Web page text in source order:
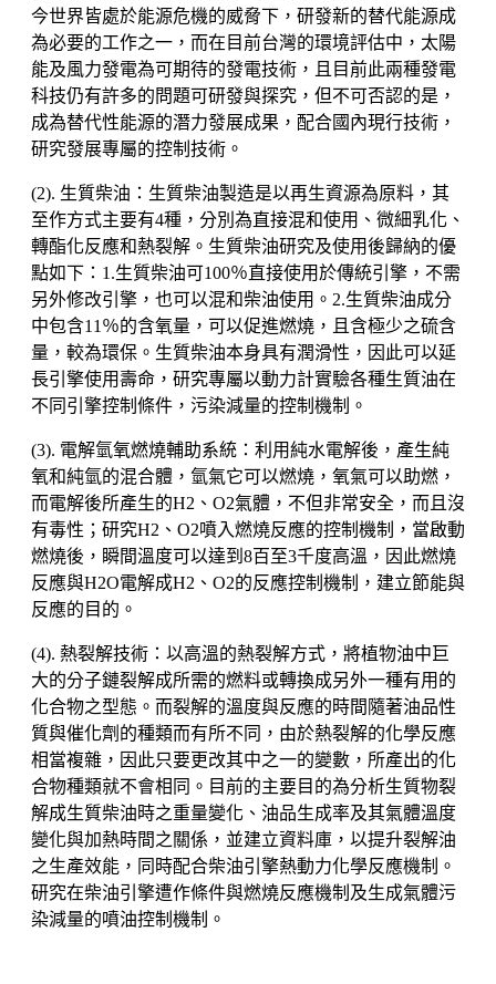
今世界皆處於能源危機的威脅下，研發新的替代能源成
為必要的工作之一，而在目前台灣的環境評估中，太陽
能及風力發電為可期待的發電技術，且目前此兩種發電
科技仍有許多的問題可研發與探究，但不可否認的是，
成為替代性能源的潛力發展成果，配合國內現行技術，
研究發展專屬的控制技術。
(2). 生質柴油：生質柴油製造是以再生資源為原料，其
至作方式主要有4種，分別為直接混和使用、微細乳化、
轉酯化反應和熱裂解。生質柴油研究及使用後歸納的優
點如下：1.生質柴油可100％直接使用於傳統引擎，不需
另外修改引擎，也可以混和柴油使用。2.生質柴油成分
中包含11％的含氧量，可以促進燃燒，且含極少之硫含
量，較為環保。生質柴油本身具有潤滑性，因此可以延
長引擎使用壽命，研究專屬以動力計實驗各種生質油在
不同引擎控制條件，污染減量的控制機制。
(3). 電解氫氧燃燒輔助系統：利用純水電解後，產生純
氧和純氫的混合體，氫氣它可以燃燒，氧氣可以助燃，
而電解後所產生的H2、O2氣體，不但非常安全，而且沒
有毒性；研究H2、O2噴入燃燒反應的控制機制，當啟動
燃燒後，瞬間溫度可以達到8百至3千度高溫，因此燃燒
反應與H2O電解成H2、O2的反應控制機制，建立節能與
反應的目的。
(4). 熱裂解技術：以高溫的熱裂解方式，將植物油中巨
大的分子鏈裂解成所需的燃料或轉換成另外一種有用的
化合物之型態。而裂解的溫度與反應的時間隨著油品性
質與催化劑的種類而有所不同，由於熱裂解的化學反應
相當複雜，因此只要更改其中之一的變數，所產出的化
合物種類就不會相同。目前的主要目的為分析生質物裂
解成生質柴油時之重量變化、油品生成率及其氣體溫度
變化與加熱時間之關係，並建立資料庫，以提升裂解油
之生產效能，同時配合柴油引擎熱動力化學反應機制。
研究在柴油引擎遭作條件與燃燒反應機制及生成氣體污
染減量的噴油控制機制。